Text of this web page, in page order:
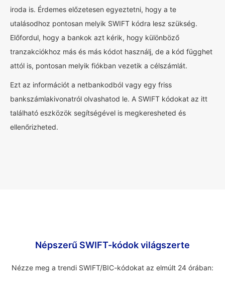
iroda is. Érdemes előzetesen egyeztetni, hogy a te
utalásodhoz pontosan melyik SWIFT kódra lesz szükség.
Előfordul, hogy a bankok azt kérik, hogy különböző
tranzakciókhoz más és más kódot használj, de a kód függhet
attól is, pontosan melyik fiókban vezetik a célszámlát.
Ezt az információt a netbankodból vagy egy friss
bankszámlakivonatról olvashatod le. A SWIFT kódokat az itt
található eszközök segítségével is megkeresheted és
ellenőrizheted.
Népszerű SWIFT-kódok világszerte
Nézze meg a trendi SWIFT/BIC-kódokat az elmúlt 24 órában: